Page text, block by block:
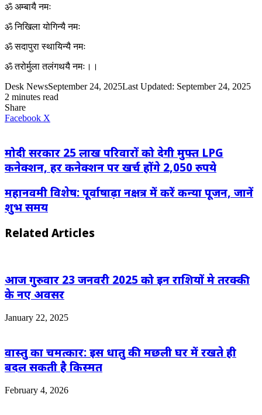
ॐ अम्बायै नमः
ॐ निखिला योगिन्यै नमः
ॐ सदापुरा स्थायिन्यै नमः
ॐ तरोर्मुला तलंगथयै नमः।।
Desk NewsSeptember 24, 2025Last Updated: September 24, 2025
2 minutes read
Share
Facebook X
मोदी सरकार 25 लाख परिवारों को देगी मुफ्त LPG
कनेक्शन, हर कनेक्शन पर खर्च होंगे 2,050 रुपये
महानवमी विशेष: पूर्वाषाढ़ा नक्षत्र में करें कन्या पूजन, जानें
शुभ समय
Related Articles
आज गुरुवार 23 जनवरी 2025 को इन राशियों मे तरक्की
के नए अवसर
January 22, 2025
वास्तु का चमत्कार: इस धातु की मछली घर में रखते ही
बदल सकती है किस्मत
February 4, 2026